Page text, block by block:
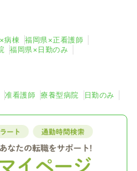
病棟
福岡県×正看護師
福岡県×日勤のみ
准看護師 療養型病院 日勤のみ